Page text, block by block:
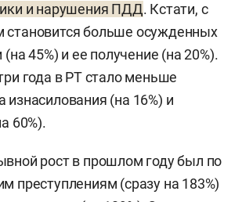
и нарушения ПДД. Кстати, с
больше осужденных
(на 45%) и ее получение (на 20%).
года в РТ стало меньше
(на 16%) и
60%).
рост в прошлом году был по
преступлениям (сразу на 183%)